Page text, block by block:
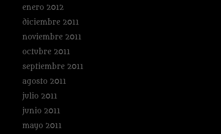
enero 2012
diciembre 2011
noviembre 2011
octubre 2011
septiembre 2011
agosto 2011
julio 2011
junio 2011
mayo 2011